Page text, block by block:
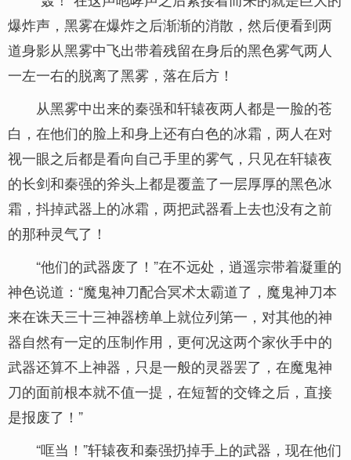
爆炸声，黑雾在爆炸之后渐渐的消散，然后便看到两
道身影从黑雾中飞出带着残留在身后的黑色雾气两人
一左一右的脱离了黑雾，落在后方！
从黑雾中出来的秦强和轩辕夜两人都是一脸的苍
白，在他们的脸上和身上还有白色的冰霜，两人在对
视一眼之后都是看向自己手里的雾气，只见在轩辕夜
的长剑和秦强的斧头上都是覆盖了一层厚厚的黑色冰
霜，抖掉武器上的冰霜，两把武器看上去也没有之前
的那种灵气了！
“他们的武器废了！”在不远处，逍遥宗带着凝重的
神色说道：“魔鬼神刀配合冥术太霸道了，魔鬼神刀本
来在诛天三十三神器榜单上就位列第一，对其他的神
器自然有一定的压制作用，更何况这两个家伙手中的
武器还算不上神器，只是一般的灵器罢了，在魔鬼神
刀的面前根本就不值一提，在短暂的交锋之后，直接
是报废了！”
“哐当！”轩辕夜和秦强扔掉手上的武器，现在他们